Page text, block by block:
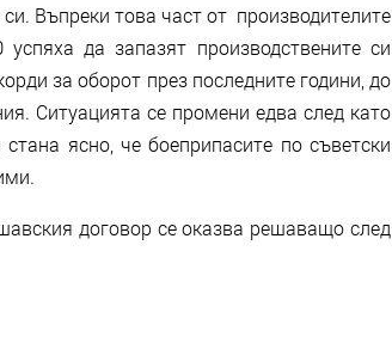
Въпреки това част от производителите
да запазят производствените си
за оборот през последните години, до
Ситуацията се промени едва след като
ясно, че боеприпасите по съветски
договор се оказва решаващо след